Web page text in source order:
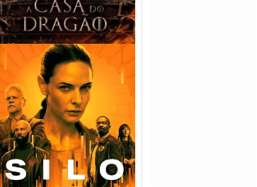
Silo 1ª Temporada Torrent
(2023) WEB-DL
720p/1080p/4K Dual Áudio